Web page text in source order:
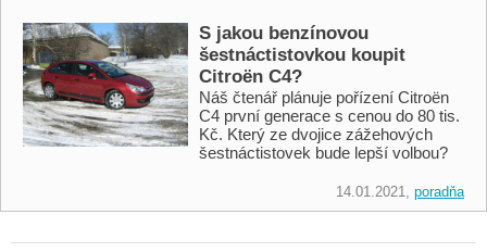
S jakou benzínovou
šestnáctistovkou koupit
Citroën C4?
Náš čtenář plánuje pořízení Citroën
C4 první generace s cenou do 80 tis.
Kč. Který ze dvojice zážehových
šestnáctistovek bude lepší volbou?
14.01.2021, poradňa